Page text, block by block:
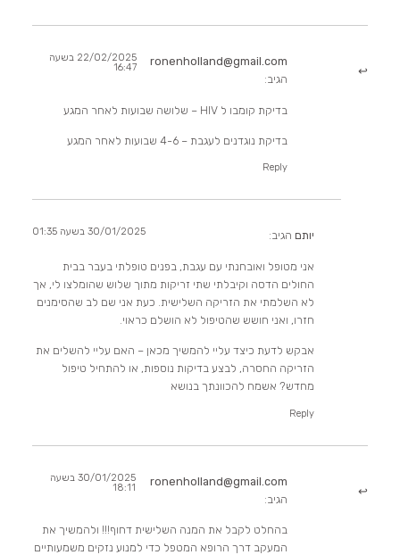
ronenholland@gmail.com
הגיב:
22/02/2025 בשעה
16:47
בדיקת קומבו ל HIV – שלושה שבועות לאחר המגע
בדיקת נוגדנים לעגבת – 4-6 שבועות לאחר המגע
Reply
יותם הגיב: 30/01/2025 בשעה 01:35
אני מטופל ואובחנתי עם עגבת, בפנים טופלתי בעבר בבית
החולים הדסה וקיבלתי שתי זריקות מתוך שלוש שהומלצו לי, אך
לא השלמתי את הזריקה השלישית. כעת אני שם לב שהסימנים
חזרו, ואני חושש שהטיפול לא הושלם כראוי.
אבקש לדעת כיצד עליי להמשיך מכאן – האם עליי להשלים את
הזריקה החסרה, לבצע בדיקות נוספות, או להתחיל טיפול
מחדש? אשמח להכוונתך בנושא
Reply
ronenholland@gmail.com
הגיב:
30/01/2025 בשעה
18:11
בהחלט לקבל את המנה השלישית דחוף!!! ולהמשיך את
המעקב דרך הרופא המטפל כדי למנוע נזקים משמעותיים